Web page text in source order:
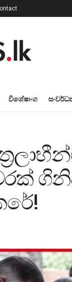
විශේෂාංග